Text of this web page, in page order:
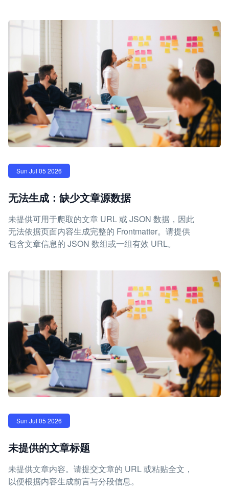
Sun Jul 05 2026
无法生成：缺少文章源数据
未提供可用于爬取的文章 URL 或 JSON 数据，因此
无法依据页面内容生成完整的 Frontmatter。请提供
包含文章信息的 JSON 数组或一组有效 URL。
Sun Jul 05 2026
未提供的文章标题
未提供文章内容。请提交文章的 URL 或粘贴全文，
以便根据内容生成前言与分段信息。